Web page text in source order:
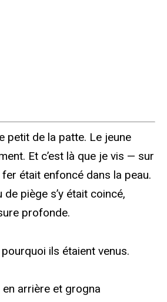
petit de la patte. Le jeune
Et c’est là que je vis — sur
était enfoncé dans la peau.
de piège s’y était coincé,
profonde.
ils étaient venus.
en arrière et grogna